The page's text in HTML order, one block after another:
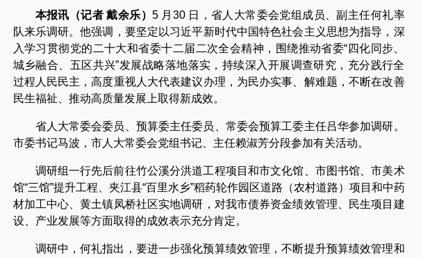
本报讯（记者 戴余乐） 5 月30 日，省人大常委会党组成员、副主任何礼率
队来乐调研。他强调，要坚定以习近平新时代中国特色社会主义思想为指导，深
入学习贯彻党的二十大和省委十二届二次全会精神，围绕推动省委“四化同步、
城乡融合、五区共兴”发展战略落地落实，持续深入开展调查研究，充分践行全
过程人民民主，高度重视人大代表建议办理，为民办实事、解难题，不断在改善
民生福祉、推动高质量发展上取得新成效。
省人大常委会委员、预算委主任委员、常委会预算工委主任吕华参加调研。
市委书记马波，市人大常委会党组书记、主任赖淑芳分段参加有关活动。
调研组一行先后前往竹公溪分洪道工程项目和市文化馆、市图书馆、市美术
馆“三馆”提升工程、夹江县“百里水乡”稻药轮作园区道路（农村道路）项目和中药
材加工中心、黄土镇凤桥社区实地调研，对我市债券资金绩效管理、民生项目建
设、产业发展等方面取得的成效表示充分肯定。
调研中，何礼指出，要进一步强化预算绩效管理，不断提升预算绩效管理和